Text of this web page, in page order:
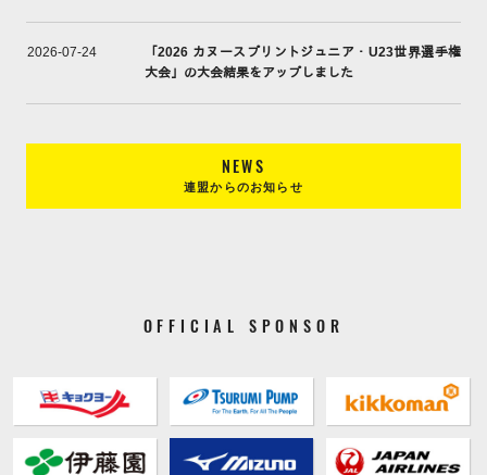
2026-07-24
「2026 カヌースプリントジュニア・U23世界選手権
大会」の大会結果をアップしました
NEWS
連盟からのお知らせ
OFFICIAL SPONSOR